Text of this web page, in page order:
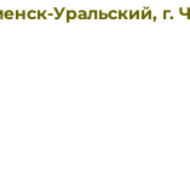
Уральский, г.